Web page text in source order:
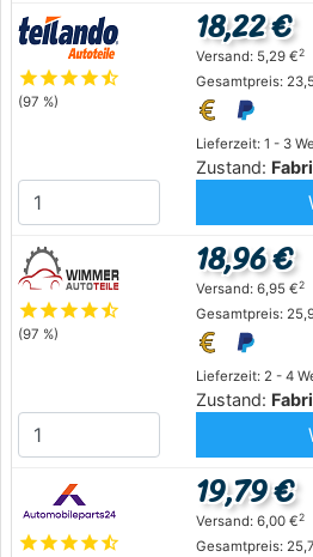
starstarstarstarstar_half
(97 %)
Lieferzeit: 1 - 3
Zustand:
18,22 €
Versand: 5,29 €2
Gesamtpreis:
starstarstarstarstar_half
(97 %)
Lieferzeit: 2 - 4
Zustand:
18,96 €
Versand: 6,95 €2
Gesamtpreis:
starstarstarstarstar_half
19,79 €
Versand: 6,00 €2
Gesamtpreis: